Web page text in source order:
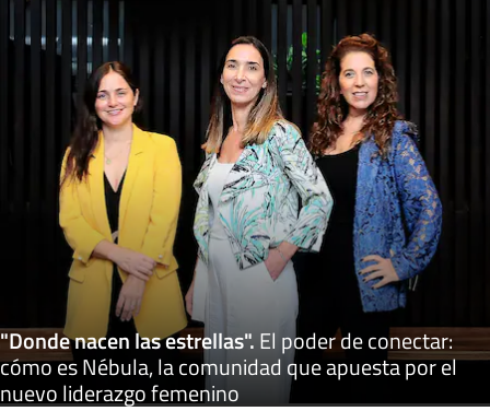
"Donde nacen las estrellas".El poder de conectar:
cómo es Nébula, la comunidad que apuesta por el
nuevo liderazgo femenino